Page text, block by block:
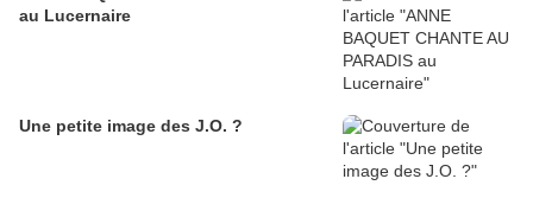
au Lucernaire
Une petite image des J.O. ?